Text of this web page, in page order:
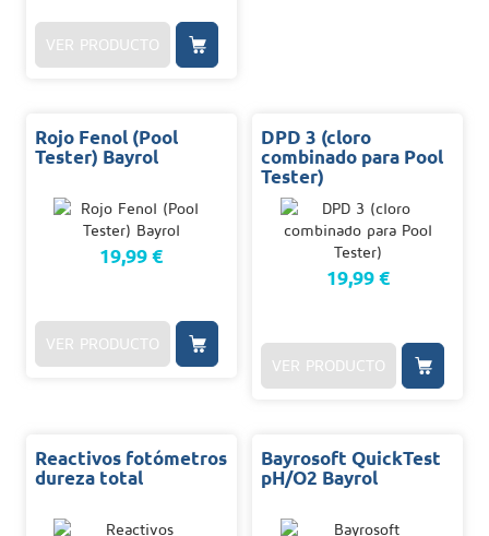
VER PRODUCTO
Rojo Fenol (Pool
Tester) Bayrol
19,99 €
VER PRODUCTO
DPD 3 (cloro
combinado para Pool
Tester)
19,99 €
VER PRODUCTO
Reactivos fotómetros
dureza total
Bayrosoft QuickTest
pH/O2 Bayrol